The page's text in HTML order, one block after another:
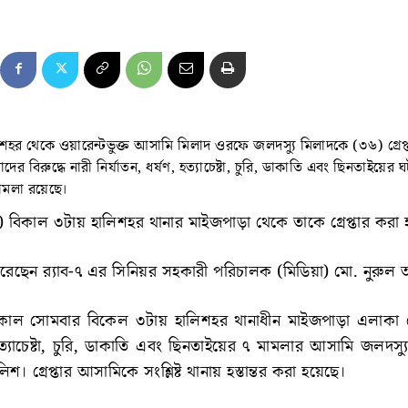
থেকে ওয়ারেন্টভুক্ত আসামি মিলাদ ওরফে জলদস্যু মিলাদকে (৩৬)
বিরুদ্ধে নারী নির্যাতন, ধর্ষণ, হত্যাচেষ্টা, চুরি, ডাকাতি এবং ছিনতাইয়ের
রয়েছে।
বিকাল ৩টায় হালিশহর থানার মাইজপাড়া থেকে তাকে গ্রেপ্তার করা
র‌্যাব-৭ এর সিনিয়র সহকারী পরিচালক (মিডিয়া) মো. নুরুল
সোমবার বিকেল ৩টায় হালিশহর থানাধীন মাইজপাড়া এলাকা
চুরি, ডাকাতি এবং ছিনতাইয়ের ৭ মামলার আসামি
গ্রেপ্তার আসামিকে সংশ্লিষ্ট থানায় হস্তান্তর করা হয়েছে।